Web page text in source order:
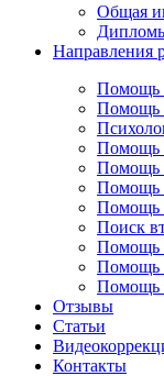
Общая
Направления
Помощь
Помощь
Помощь
Помощь
Помощь
Помощь
Поиск
Помощь
Помощь
Помощь
Отзывы
Статьи
Контакты